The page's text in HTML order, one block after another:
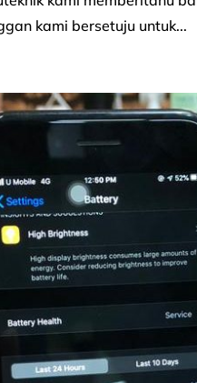
kami bersetuju untuk...